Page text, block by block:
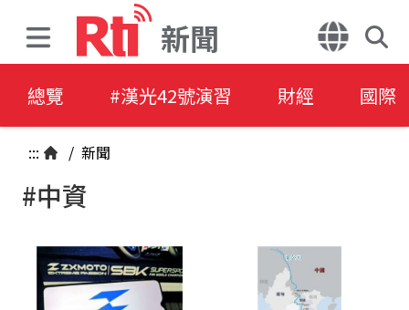
新聞
總覽 #漢光42號演習 財經 國際
::: / 新聞
#中資